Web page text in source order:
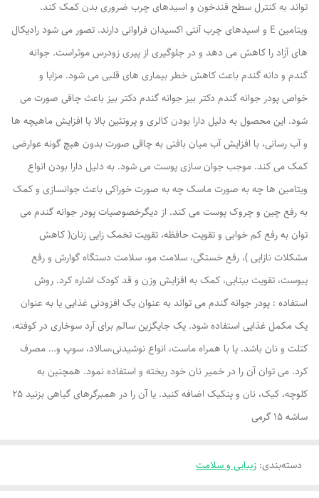
تواند به کنترل سطح قندخون و اسیدهای چرب ضروری بدن کمک کند.
ویتامین E و اسیدهای چرب آنتی اکسیدان فراوانی دارند. تصور می شود رادیکال
های آزاد را کاهش می دهد و در جلوگیری از پیری زودرس موثراست. جوانه
گندم و دانه گندم باعث کاهش خطر بیماری های قلبی می شود. مزایا و
خواص پودر جوانه گندم دکتر بیز جوانه گندم دکتر بیز باعث چاقی صورت می
شود. این محصول به دلیل دارا بودن کالری و پروتئین بالا با افزایش ماهیچه ها
و آب رسانی، با افزایش آب میان بافتی به چاقی صورت بدون هیچ گونه عوارضی
کمک می کند. موجب جوان سازی پوست می شود. به دلیل دارا بودن انواع
ویتامین ها چه به صورت ماسک چه به صورت خوراکی باعث جوانسازی و کمک
به رفع چین و چروک پوست می کند. از دیگرخصوصیات پودر جوانه گندم می
توان به رفع کم خوابی و تقویت حافظه، تقویت تخمک زایی زنان( کاهش
مشکلات نازایی )، رفع خستگی، سلامت مو، سلامت دستگاه گوارش و رفع
یبوست، تقویت بینایی، کمک به افزایش وزن و قد کودک اشاره کرد. روش
استفاده : پودر جوانه گندم می تواند به عنوان یک افزودنی غذایی یا به عنوان
یک مکمل غذایی استفاده شود. یک جایگزین سالم برای آرد سوخاری در کوفته،
کتلت و نان باشد. یا با همراه ماست، انواع نوشیدنی،سالاد، سوپ و… مصرف
کرد. می توان آن را در خمیر نان خود ریخته و استفاده نمود. همچنین به
کلوچه، کیک، نان و پنکیک اضافه کنید. یا آن را در همبرگرهای گیاهی بزنید 25
ساشه 15 گرمی
دسته‌بندی: زیبایی و سلامت